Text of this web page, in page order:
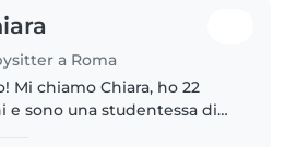
a Roma
Mi chiamo Chiara, ho 22
e sono una studentessa di